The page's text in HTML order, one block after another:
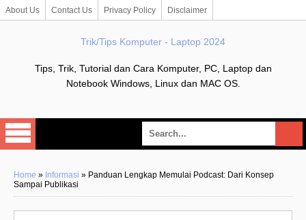
About Us Contact Us Privacy Policy Disclaimer
Trik/Tips Komputer - Laptop 2024
Tips, Trik, Tutorial dan Cara Komputer, PC, Laptop dan
Notebook Windows, Linux dan MAC OS.
Home » Informasi » Panduan Lengkap Memulai Podcast: Dari Konsep
Sampai Publikasi